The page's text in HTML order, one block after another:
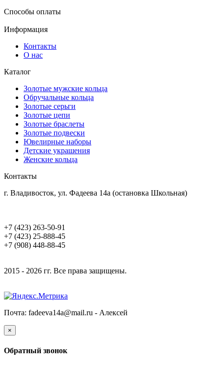
Способы оплаты
Информация
Контакты
О нас
Каталог
Золотые мужские кольца
Обручальные кольца
Золотые серьги
Золотые цепи
Золотые браслеты
Золотые подвески
Ювелирные наборы
Детские украшения
Женские кольца
Контакты
г. Владивосток, ул. Фадеева 14а (остановка Школьная)
+7 (423) 263-50-91
+7 (423) 25-888-45
+7 (908) 448-88-45
2015 - 2026 гг. Все права защищены.
Почта: fadeeva14a@mail.ru - Алексей
×
Обратный звонок